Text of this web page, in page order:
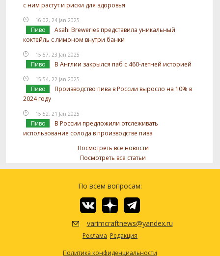
с ним растут и риски для здоровья
16:02, 24 Jan 2025
Пиво
Asahi Breweries представила уникальный
коктейль с лимоном внутри банки
15:57, 23 Jan 2025
Пиво В Англии закрылся паб с 460-летней историей
15:54, 22 Jan 2025
Пиво
Производство пива в России выросло на 10% в
2024 году
15:52, 21 Jan 2025
Пиво
В России предложили отслеживать
использование солода в производстве пива
Посмотреть все новости
Посмотреть все статьи
По всем вопросам:
varimcraftnews@yandex.ru
Реклама Редакция
Политика конфиденциальности